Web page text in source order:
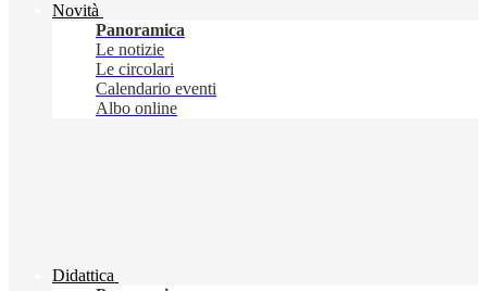
Novità
Panoramica
Le notizie
Le circolari
Calendario eventi
Albo online
Didattica